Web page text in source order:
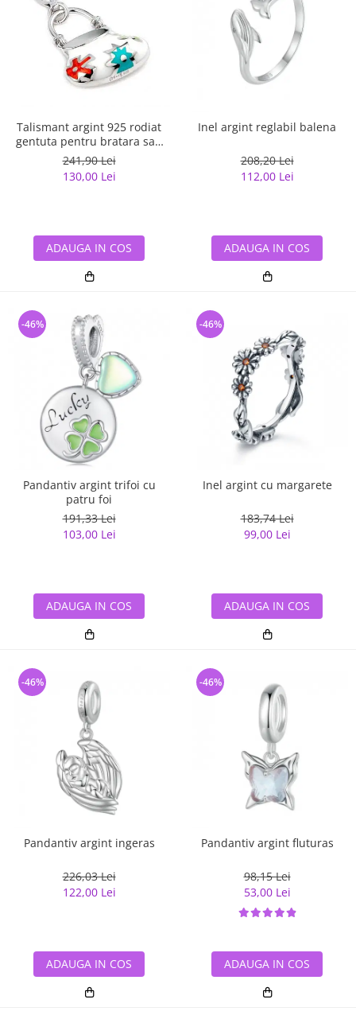
Talismant argint 925 rodiat
gentuta pentru bratara sau
lant
241,90 Lei
130,00 Lei
ADAUGA IN COS
Inel argint reglabil balena
208,20 Lei
112,00 Lei
ADAUGA IN COS
Pandantiv argint trifoi cu
patru foi
191,33 Lei
103,00 Lei
-46%
ADAUGA IN COS
Inel argint cu margarete
183,74 Lei
99,00 Lei
-46%
ADAUGA IN COS
Pandantiv argint ingeras
226,03 Lei
122,00 Lei
-46%
ADAUGA IN COS
Pandantiv argint fluturas
98,15 Lei
53,00 Lei
-46%
ADAUGA IN COS